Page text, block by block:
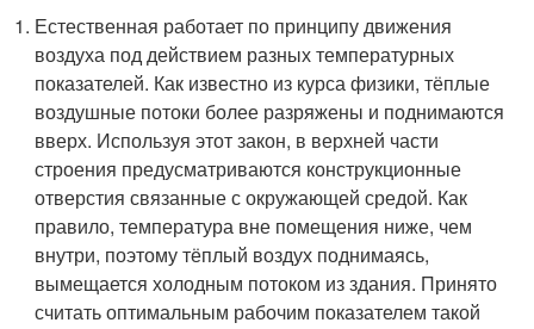
Естественная работает по принципу движения
воздуха под действием разных температурных
показателей. Как известно из курса физики, тёплые
воздушные потоки более разряжены и поднимаются
вверх. Используя этот закон, в верхней части
строения предусматриваются конструкционные
отверстия связанные с окружающей средой. Как
правило, температура вне помещения ниже, чем
внутри, поэтому тёплый воздух поднимаясь,
вымещается холодным потоком из здания. Принято
считать оптимальным рабочим показателем такой